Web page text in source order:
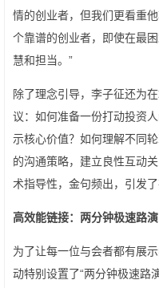
情的创业者，但我们更看重
个靠谱的创业者，即使在最
慧和担当。”
除了理念引导，李子征还为
议：如何准备一份打动投资
示核心价值？如何理解不同
的沟通策略，建立良性互动
术指导性，金句频出，引发
高效能链接：两分钟极速路
为了让每一位与会者都有展
动特别设置了“两分钟极速路